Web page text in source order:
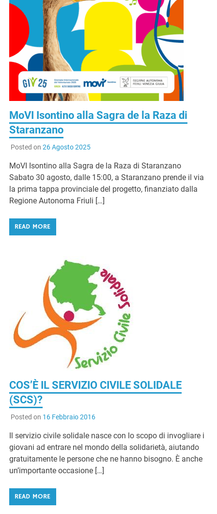
MoVI Isontino alla Sagra de la Raza di
Staranzano
Posted on 26 Agosto 2025
MoVI Isontino alla Sagra de la Raza di Staranzano
Sabato 30 agosto, dalle 15:00, a Staranzano prende il via
la prima tappa provinciale del progetto, finanziato dalla
Regione Autonoma Friuli […]
READ MORE
COS’È IL SERVIZIO CIVILE SOLIDALE
(SCS)?
Posted on 16 Febbraio 2016
Il servizio civile solidale nasce con lo scopo di invogliare i
giovani ad entrare nel mondo della solidarietà, aiutando
gratuitamente le persone che ne hanno bisogno. È anche
un’importante occasione […]
READ MORE